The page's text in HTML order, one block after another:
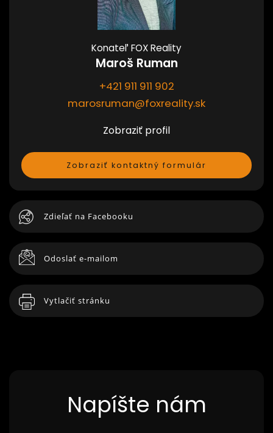
Konateľ FOX Reality
Maroš Ruman
+421 911 911 902
marosruman@foxreality.sk
Zobraziť profil
Zobraziť kontaktný formulár
Zdieľať na Facebooku
Odoslať e-mailom
Vytlačiť stránku
Napíšte nám